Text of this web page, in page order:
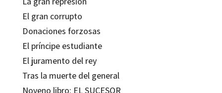
El gran corrupto
Donaciones forzosas
El príncipe estudiante
El juramento del rey
Tras la muerte del general
Noveno libro: EL SUCESOR